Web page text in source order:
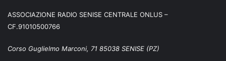
ASSOCIAZIONE RADIO SENISE CENTRALE ONLUS –
CF.91010500766
Corso Guglielmo Marconi, 71 85038 SENISE (PZ)